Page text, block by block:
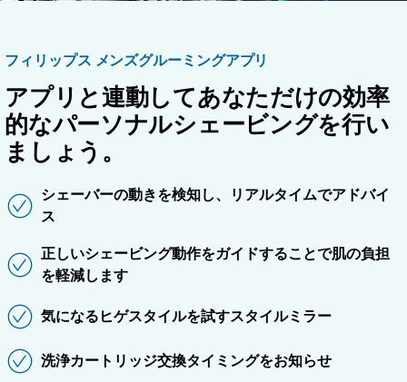
フィリップス メンズグルーミングアプリ
アプリと連動してあなただけの効率
的なパーソナルシェービングを行い
ましょう。
シェーバーの動きを検知し、リアルタイムでアドバイ
ス
正しいシェービング動作をガイドすることで肌の負担
を軽減します
気になるヒゲスタイルを試すスタイルミラー
洗浄カートリッジ交換タイミングをお知らせ